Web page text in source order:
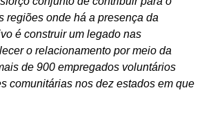
regiões onde há a presença da
é construir um legado nas
o relacionamento por meio da
de 900 empregados voluntários
comunitárias nos dez estados em que